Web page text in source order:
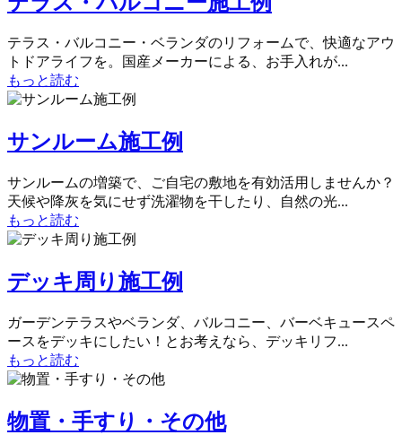
テラス・バルコニー・ベランダのリフォームで、快適なアウ
トドアライフを。国産メーカーによる、お手入れが...
もっと読む
サンルーム施工例
サンルームの増築で、ご自宅の敷地を有効活用しませんか？
天候や降灰を気にせず洗濯物を干したり、自然の光...
もっと読む
デッキ周り施工例
ガーデンテラスやベランダ、バルコニー、バーベキュースペ
ースをデッキにしたい！とお考えなら、デッキリフ...
もっと読む
物置・手すり・その他